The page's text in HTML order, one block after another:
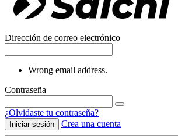
Dirección de correo electrónico
Wrong email address.
Contraseña
¿Olvidaste tu contraseña?
Iniciar sesión Crea una cuenta